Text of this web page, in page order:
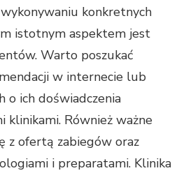
konkretnych
istotnym aspektem jest
Warto poszukać
w internecie lub
o ich doświadczenia
klinikami. Również ważne
z ofertą zabiegów oraz
i preparatami. Klinika